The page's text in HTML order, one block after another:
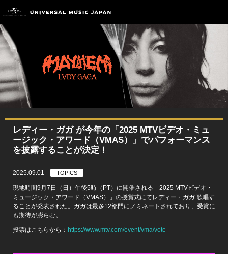
レディー・ガガ が今年の「2025 MTVビデオ・ミュ
ージック・アワード（VMAS）」でパフォーマンス
を披露することが決定！
2025.09.01 TOPICS
現地時間9月7日（日）午後5時（PT）に開催される「2025 MTVビデオ・
ミュージック・アワード（VMAS）」の授賞式にてレディー・ガガ 歌唱す
ることが発表された。ガガは最多12部門にノミネートされており、受賞に
も期待が膨らむ。
投票はこちらから： https://www.mtv.com/event/vma/vote